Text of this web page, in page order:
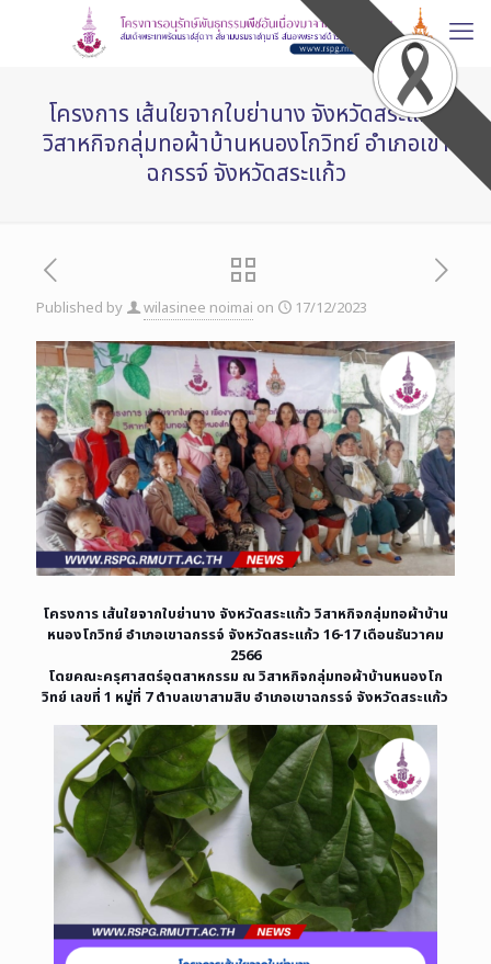
โครงการ เส้นใยจากใบย่านาง จังหวัดสระแก้ว
วิสาหกิจกลุ่มทอผ้าบ้านหนองโกวิทย์ อำเภอเขา
ฉกรรจ์ จังหวัดสระแก้ว
Published by wilasinee noimai on 17/12/2023
โครงการ เส้นใยจากใบย่านาง จังหวัดสระแก้ว วิสาหกิจกลุ่มทอผ้าบ้าน
หนองโกวิทย์ อำเภอเขาฉกรรจ์ จังหวัดสระแก้ว 16-17 เดือนธันวาคม
2566
โดยคณะครุศาสตร์อุตสาหกรรม ณ วิสาหกิจกลุ่มทอผ้าบ้านหนองโก
วิทย์ เลขที่ 1 หมู่ที่ 7 ตำบลเขาสามสิบ อำเภอเขาฉกรรจ์ จังหวัดสระแก้ว